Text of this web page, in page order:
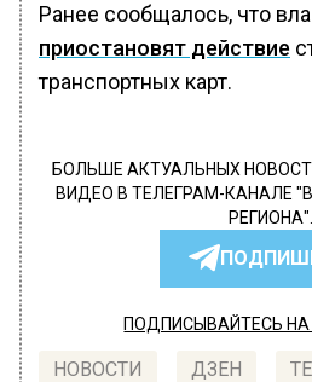
Ранее сообщалось, что
приостановят действие
транспортных карт.
БОЛЬШЕ АКТУАЛЬНЫХ
ВИДЕО В ТЕЛЕГРАМ-КАНАЛЕ
РЕГИОНА".
ПОДПИСЫВАЙТЕСЬ НА
НОВОСТИ ДЗЕН